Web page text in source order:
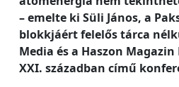
– emelte ki Süli János, a
blokkjáért felelős tárca
Media és a Haszon
XXI. században című